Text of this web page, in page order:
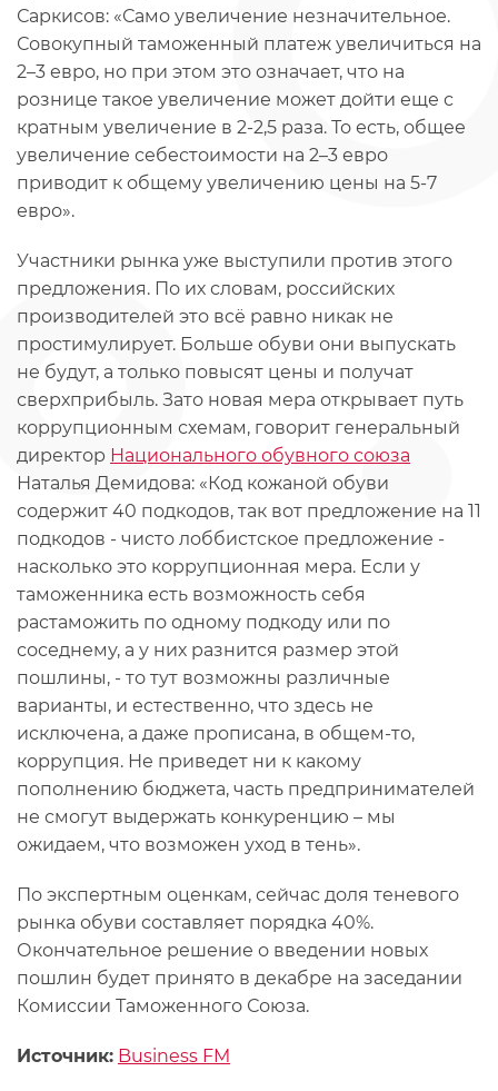
Саркисов: «Само увеличение незначительное.
Совокупный таможенный платеж увеличиться на
2–3 евро, но при этом это означает, что на
рознице такое увеличение может дойти еще с
кратным увеличение в 2-2,5 раза. То есть, общее
увеличение себестоимости на 2–3 евро
приводит к общему увеличению цены на 5-7
евро».
Участники рынка уже выступили против этого
предложения. По их словам, российских
производителей это всё равно никак не
простимулирует. Больше обуви они выпускать
не будут, а только повысят цены и получат
сверхприбыль. Зато новая мера открывает путь
коррупционным схемам, говорит генеральный
директор Национального обувного союза
Наталья Демидова: «Код кожаной обуви
содержит 40 подкодов, так вот предложение на 11
подкодов - чисто лоббистское предложение -
насколько это коррупционная мера. Если у
таможенника есть возможность себя
растаможить по одному подкоду или по
соседнему, а у них разнится размер этой
пошлины, - то тут возможны различные
варианты, и естественно, что здесь не
исключена, а даже прописана, в общем-то,
коррупция. Не приведет ни к какому
пополнению бюджета, часть предпринимателей
не смогут выдержать конкуренцию – мы
ожидаем, что возможен уход в тень».
По экспертным оценкам, сейчас доля теневого
рынка обуви составляет порядка 40%.
Окончательное решение о введении новых
пошлин будет принято в декабре на заседании
Комиссии Таможенного Союза.
Источник: Business FM